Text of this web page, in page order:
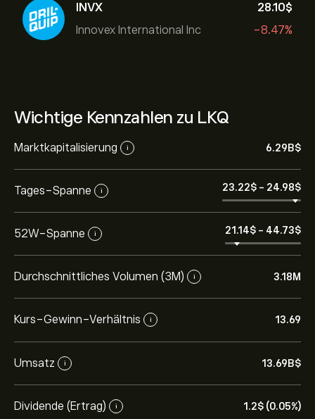
INVX
Innovex International Inc
28.10‎$‎
-8.47%
Wichtige Kennzahlen zu LKQ
Marktkapitalisierung i 6.29B‎$‎
Tages-Spanne i 23.22‎$‎ - 24.98‎$‎
52W-Spanne i 21.14‎$‎ - 44.73‎$‎
Durchschnittliches Volumen (3M) i 3.18M
Kurs-Gewinn-Verhältnis i 13.69
Umsatz i 13.69B‎$‎
Dividende (Ertrag) i 1.2‎$‎ (0.05%)